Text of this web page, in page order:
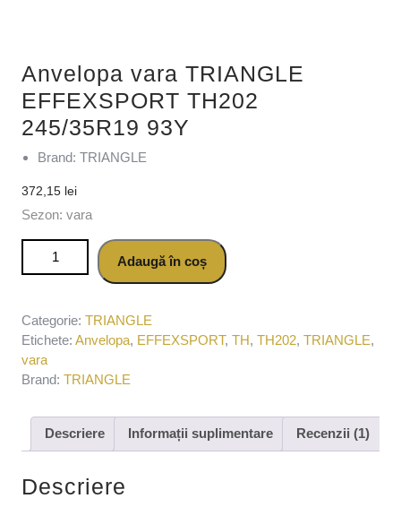
Anvelopa vara TRIANGLE
EFFEXSPORT TH202
245/35R19 93Y
Brand: TRIANGLE
372,15 lei
Sezon: vara
Cantitate Anvelopa vara TRIANGLE EFFEXSPORT TH202
245/35R19 93Y
Adaugă în coș
Categorie: TRIANGLE
Etichete: Anvelopa, EFFEXSPORT, TH, TH202, TRIANGLE,
vara
Brand: TRIANGLE
Descriere Informații suplimentare Recenzii (1)
Descriere